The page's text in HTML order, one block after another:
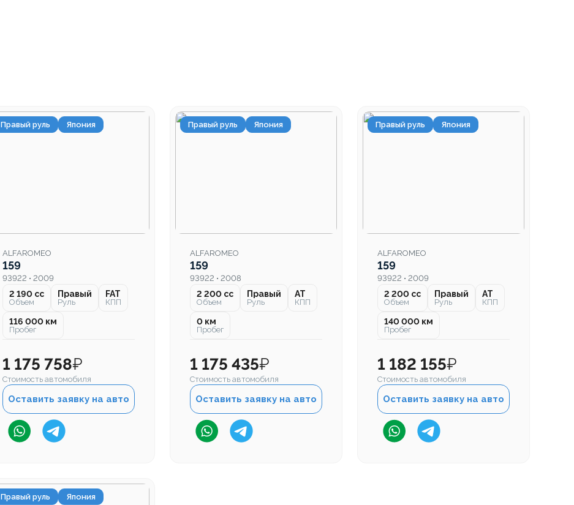
Правый руль Япония
ALFAROMEO
159
93922 • 2009
2 190 cc
Объем
Правый
Руль
FAT
КПП
116 000 км
Пробег
1 175 758₽
Стоимость автомобиля
Оставить заявку на авто
Правый руль Япония
ALFAROMEO
159
93922 • 2008
2 200 cc
Объем
Правый
Руль
AT
КПП
0 км
Пробег
1 175 435₽
Стоимость автомобиля
Оставить заявку на авто
Правый руль Япония
ALFAROMEO
159
93922 • 2009
2 200 cc
Объем
Правый
Руль
AT
КПП
140 000 км
Пробег
1 182 155₽
Стоимость автомобиля
Оставить заявку на авто
Правый руль Япония